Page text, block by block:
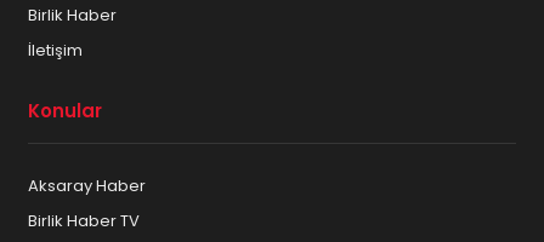
Birlik Haber
İletişim
Konular
Aksaray Haber
Birlik Haber TV